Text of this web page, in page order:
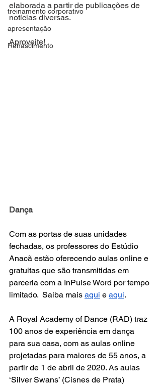
treinamento corporativo
apresentação
Renascimento
elaborada a partir de publicações de
notícias diversas.
Aproveite!
Dança
Com as portas de suas unidades
fechadas, os professores do Estúdio
Anacã estão oferecendo aulas online e
gratuitas que são transmitidas em
parceria com a InPulse Word por tempo
limitado.  Saiba mais aqui e aqui.
A Royal Academy of Dance (RAD) traz
100 anos de experiência em dança
para sua casa, com as aulas online
projetadas para maiores de 55 anos, a
partir de 1 de abril de 2020. As aulas
‘Silver Swans’ (Cisnes de Prata)